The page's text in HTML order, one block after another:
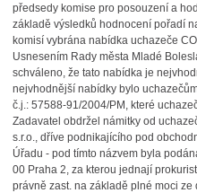
předsedy komise pro posouzení a
základě výsledků hodnocení pořadí
komisí vybrána nabídka uchazeče
Usnesením Rady města Mladé
schváleno, že tato nabídka je
nejvhodnější nabídky bylo
č.j.: 57588-91/2004/PM, které
Zadavatel obdržel námitky od
s.r.o., dříve podnikajícího pod
Úřadu - pod tímto názvem byla
00 Praha 2, za kterou jednají
právně zast. na základě plné moci